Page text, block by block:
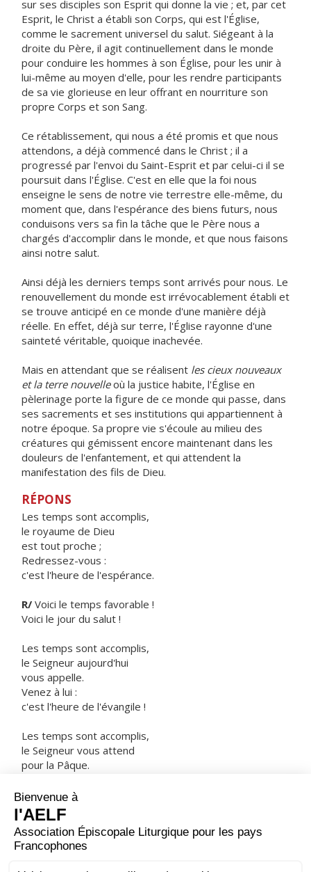
sur ses disciples son Esprit qui donne la vie ; et, par cet
Esprit, le Christ a établi son Corps, qui est l'Église,
comme le sacrement universel du salut. Siégeant à la
droite du Père, il agit continuellement dans le monde
pour conduire les hommes à son Église, pour les unir à
lui-même au moyen d'elle, pour les rendre participants
de sa vie glorieuse en leur offrant en nourriture son
propre Corps et son Sang.
Ce rétablissement, qui nous a été promis et que nous
attendons, a déjà commencé dans le Christ ; il a
progressé par l'envoi du Saint-Esprit et par celui-ci il se
poursuit dans l'Église. C'est en elle que la foi nous
enseigne le sens de notre vie terrestre elle-même, du
moment que, dans l'espérance des biens futurs, nous
conduisons vers sa fin la tâche que le Père nous a
chargés d'accomplir dans le monde, et que nous faisons
ainsi notre salut.
Ainsi déjà les derniers temps sont arrivés pour nous. Le
renouvellement du monde est irrévocablement établi et
se trouve anticipé en ce monde d'une manière déjà
réelle. En effet, déjà sur terre, l'Église rayonne d'une
sainteté véritable, quoique inachevée.
Mais en attendant que se réalisent les cieux nouveaux
et la terre nouvelleoù la justice habite, l'Église en
pèlerinage porte la figure de ce monde qui passe, dans
ses sacrements et ses institutions qui appartiennent à
notre époque. Sa propre vie s'écoule au milieu des
créatures qui gémissent encore maintenant dans les
douleurs de l'enfantement, et qui attendent la
manifestation des fils de Dieu.
RÉPONS
Les temps sont accomplis,
le royaume de Dieu
est tout proche ;
Redressez-vous :
c'est l'heure de l'espérance.
R/ Voici le temps favorable !
Voici le jour du salut !
Les temps sont accomplis,
le Seigneur aujourd'hui
vous appelle.
Venez à lui :
c'est l'heure de l'évangile !
Les temps sont accomplis,
le Seigneur vous attend
pour la Pâque.
c'est l'heure où Dieu fait revivre !
ORAISON